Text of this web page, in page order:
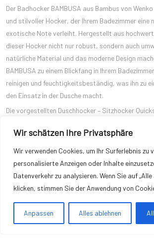
Wir schätzen Ihre Privatsphäre
Wir verwenden Cookies, um Ihr Surferlebnis zu
personalisierte Anzeigen oder Inhalte
Datenverkehr zu analysieren. Wenn Sie auf
klicken, stimmen Sie der Anwendung von
Anpassen Alles ablehnen
Der Badhocker BAMBUSA aus Bambus von
und stilvoller Hocker, der Ihrem Badezimmer eine
exotische Note verleiht. Hergestellt aus
dieser Hocker nicht nur robust, sondern auch
natürliche Material und das moderne Design
BAMBUSA zu einem Blickfang in Ihrem
reinigen und feuchtigkeitsbeständig, was ihn zu
den Einsatz in der Dusche macht.
Die vorgestellten Duschhocker – Sitzhocker
aus Bambus – sind alle hervorragende Beispiele
Badezimmermöbel, die Funktionalität und Design
Egal, ob Sie nach einem einfachen und
stilvollen und exotischen Design suchen, es gibt
passenden Duschhocker, der Ihren Bedürfnissen
und praktische Design in Ihrem Badezimmer.